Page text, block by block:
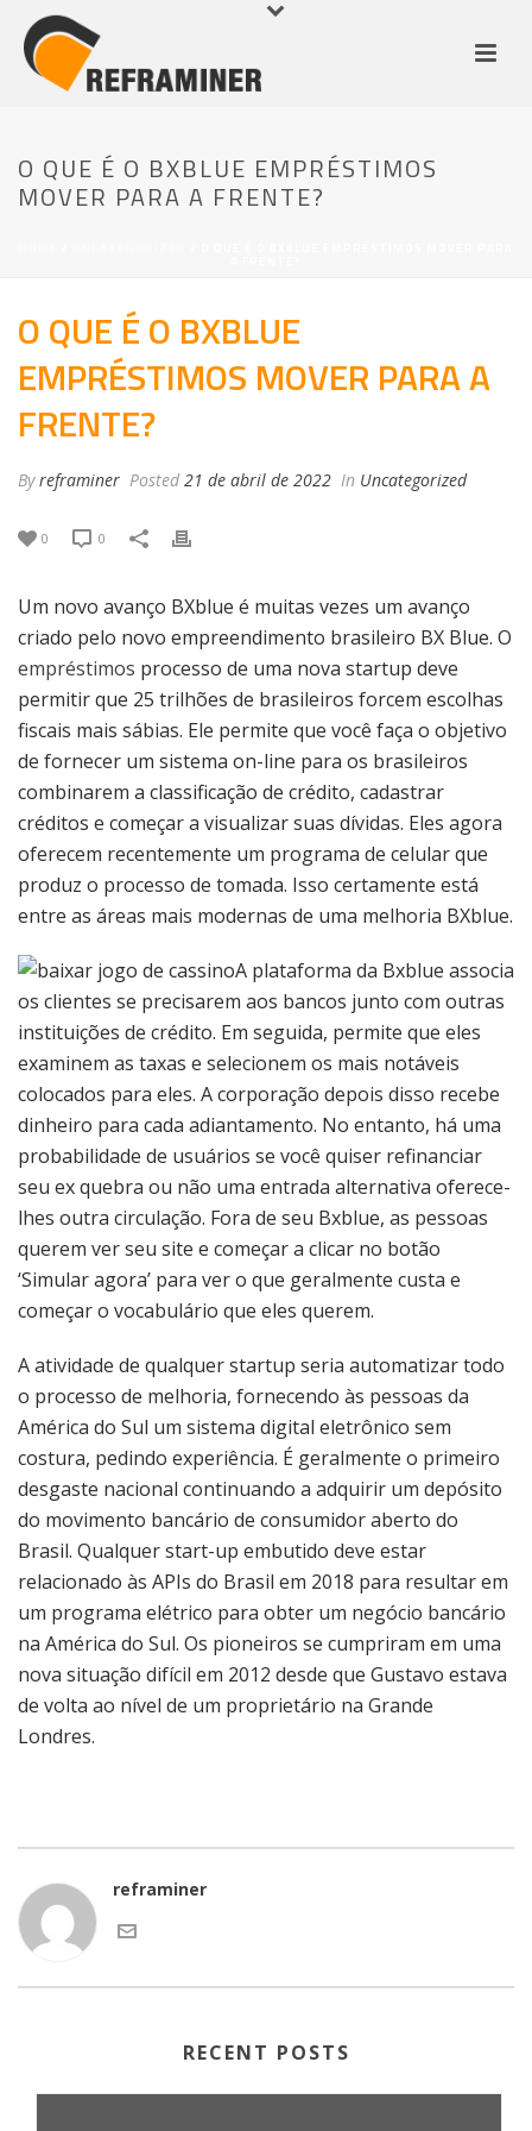
O QUE É O BXBLUE EMPRÉSTIMOS
MOVER PARA A FRENTE?
O QUE É O BXBLUE
EMPRÉSTIMOS MOVER PARA A
FRENTE?
Byreframiner Posted 21 de abril de 2022 In Uncategorized
0 0
Um novo avanço BXblue é muitas vezes um avanço
criado pelo novo empreendimento brasileiro BX Blue. O
empréstimos processo de uma nova startup deve
permitir que 25 trilhões de brasileiros forcem escolhas
fiscais mais sábias. Ele permite que você faça o objetivo
de fornecer um sistema on-line para os brasileiros
combinarem a classificação de crédito, cadastrar
créditos e começar a visualizar suas dívidas. Eles agora
oferecem recentemente um programa de celular que
produz o processo de tomada. Isso certamente está
entre as áreas mais modernas de uma melhoria BXblue.
A plataforma da Bxblue associa
os clientes se precisarem aos bancos junto com outras
instituições de crédito. Em seguida, permite que eles
examinem as taxas e selecionem os mais notáveis ​​
colocados para eles. A corporação depois disso recebe
dinheiro para cada adiantamento. No entanto, há uma
probabilidade de usuários se você quiser refinanciar
seu ex quebra ou não uma entrada alternativa oferece-
lhes outra circulação. Fora de seu Bxblue, as pessoas
querem ver seu site e começar a clicar no botão
‘Simular agora’ para ver o que geralmente custa e
começar o vocabulário que eles querem.
A atividade de qualquer startup seria automatizar todo
o processo de melhoria, fornecendo às pessoas da
América do Sul um sistema digital eletrônico sem
costura, pedindo experiência. É geralmente o primeiro
desgaste nacional continuando a adquirir um depósito
do movimento bancário de consumidor aberto do
Brasil. Qualquer start-up embutido deve estar
relacionado às APIs do Brasil em 2018 para resultar em
um programa elétrico para obter um negócio bancário
na América do Sul. Os pioneiros se cumpriram em uma
nova situação difícil em 2012 desde que Gustavo estava
de volta ao nível de um proprietário na Grande
Londres.
reframiner
RECENT POSTS